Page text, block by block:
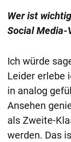
Wer ist
Social
Ich würde
Leider erlebe
in analog
Ansehen
als Zweite-
werden. Das